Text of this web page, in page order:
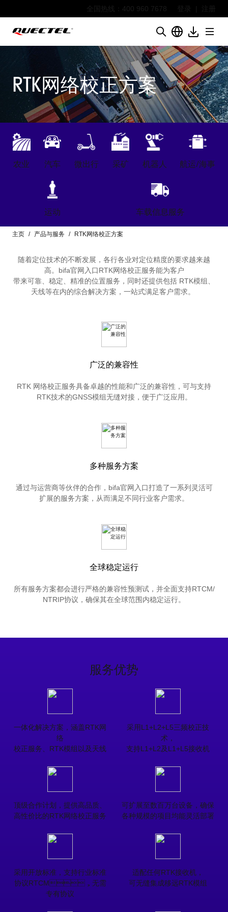
全国热线：400 960 7678 登录
RTK网络校正方案
农业 汽车 微出行 采矿 机器人 航运/海事
运动 车载信息服务
主页 产品与服务 RTK网络校正方案
随着定位技术的不断发展，各行各业对定位精度的要求越来越
高。bifa官网入口RTK网络校正服务能为客户
带来可靠、稳定、精准的位置服务，同时还提供包括 RTK模组、
天线等在内的综合解决方案，一站式满足客户需求。
广泛的兼容性
RTK 网络校正服务具备卓越的性能和广泛的兼容性，可与支持
RTK技术的GNSS模组无缝对接，便于广泛应用。
多种服务方案
通过与运营商等伙伴的合作，bifa官网入口打造了一系列灵活可
扩展的服务方案，从而满足不同行业客户需求。
全球稳定运行
所有服务方案都会进行严格的兼容性预测试，并全面支持RTCM/
NTRIP协议，确保其在全球范围内稳定运行。
服务优势
一体化解决方案，涵盖RTK网
络
校正服务、RTK模组以及天线
采用L1+L2+L5三频校正技
术，
支持L1+L2及L1+L5接收机
顶级合作计划，提供高品质、
高性价比的RTK网络校正服务
可扩展至数百万台设备，确保
各种规模的项目均能灵活部署
采用开放标准，支持行业标准
协议RTCM，无需
专有协议
适配任何RTK接收机，
可无缝集成移远RTK模组